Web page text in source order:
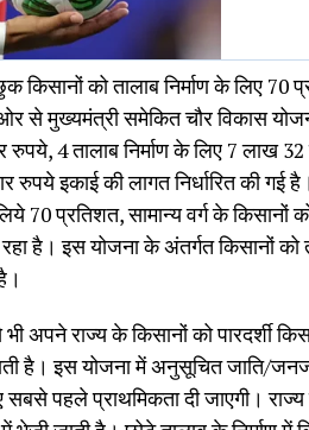
किसानों को तालाब निर्माण के लिए 70
से मुख्यमंत्री समेकित चौर विकास
रुपये, 4 तालाब निर्माण के लिए 7 लाख
इकाई की लागत निर्धारित की गई
70 प्रतिशत, सामान्य वर्ग के
है। इस योजना के अंतर्गत किसानों को
अपने राज्य के किसानों को पारदर्शी
है। इस योजना में अनुसूचित जाति/
पहले प्राथमिकता दी जाएगी।